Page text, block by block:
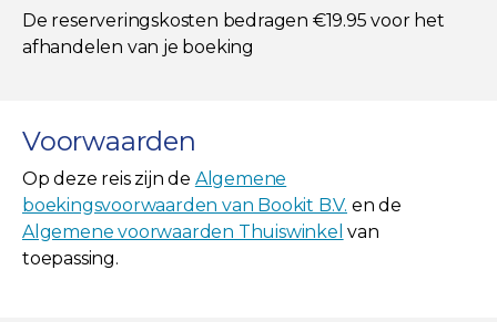
De reserveringskosten bedragen €19.95 voor het
afhandelen van je boeking
Voorwaarden
Op deze reis zijn de Algemene
boekingsvoorwaarden van Bookit B.V. en de
Algemene voorwaarden Thuiswinkel van
toepassing.